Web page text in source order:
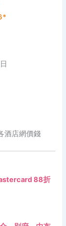
酒店網價錢
88折